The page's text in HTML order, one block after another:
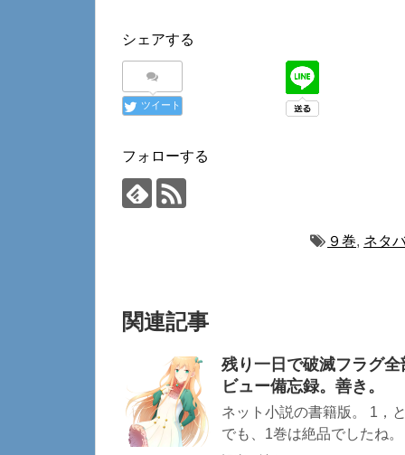
シェアする
ツイート
フォローする
９巻, ネタ
関連記事
残り一日で破滅フラグ
ビュー備忘録。善き。
ネット小説の書籍版。 1，
でも、1巻は絶品でしたね